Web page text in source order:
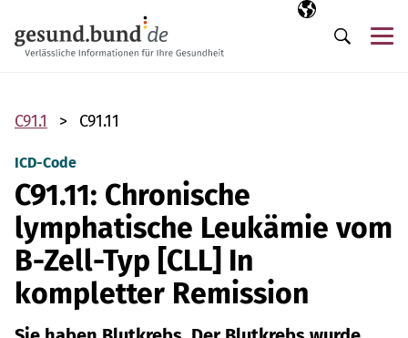
Ausgewählte
DE
Suche
C91.1 C91.11
ICD-Code
C91.11: Chronische
lymphatische Leukämie vom
B-Zell-Typ [CLL] In
kompletter Remission